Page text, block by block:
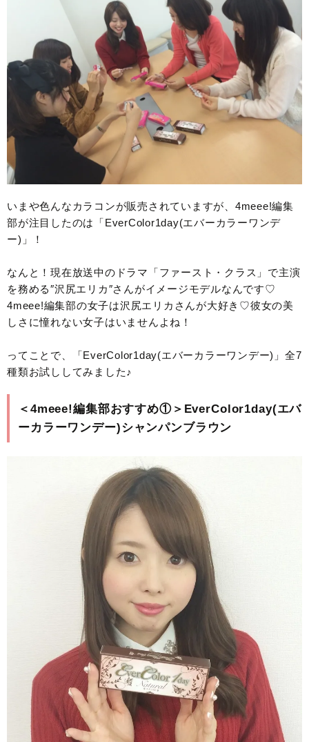
いまや色んなカラコンが販売されていますが、4meee!編集
部が注目したのは「EverColor1day(エバーカラーワンデ
ー)」！
なんと！現在放送中のドラマ「ファースト・クラス」で主演
を務める″沢尻エリカ″さんがイメージモデルなんです♡
4meee!編集部の女子は沢尻エリカさんが大好き♡彼女の美
しさに憧れない女子はいませんよね！
ってことで、「EverColor1day(エバーカラーワンデー)」全7
種類お試ししてみました♪
＜4meee!編集部おすすめ①＞EverColor1day(エバ
ーカラーワンデー)シャンパンブラウン